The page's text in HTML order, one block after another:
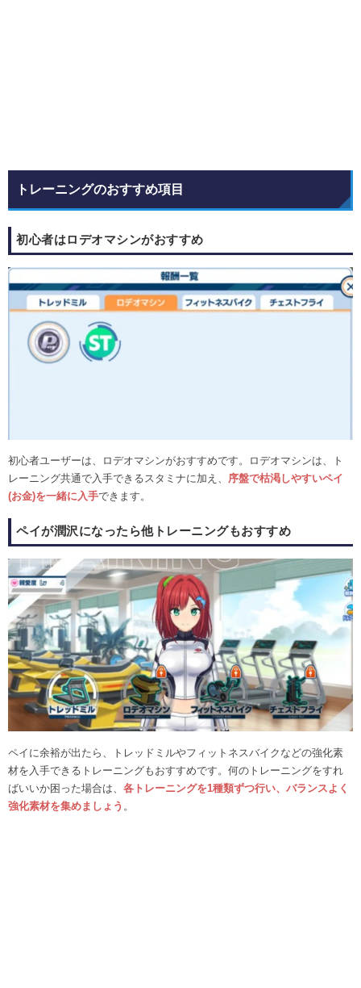
トレーニングのおすすめ項目
初心者はロデオマシンがおすすめ
初心者ユーザーは、ロデオマシンがおすすめです。ロデオマシンは、ト
レーニング共通で入手できるスタミナに加え、 序盤で枯渇しやすいペイ
(お金)を一緒に入手できます。
ペイが潤沢になったら他トレーニングもおすすめ
ペイに余裕が出たら、トレッドミルやフィットネスバイクなどの強化素
材を入手できるトレーニングもおすすめです。何のトレーニングをすれ
ばいいか困った場合は、 各トレーニングを1種類ずつ行い、バランスよく
強化素材を集めましょう 。